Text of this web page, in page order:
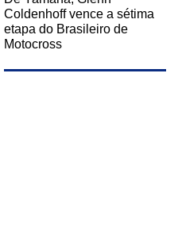
Coldenhoff vence a sétima
etapa do Brasileiro de
Motocross